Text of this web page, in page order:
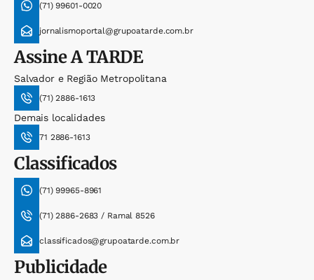
(71) 99601-0020
jornalismoportal@grupoatarde.com.br
AssineA TARDE
Salvador e Região Metropolitana
(71) 2886-1613
Demais localidades
71 2886-1613
Classificados
(71) 99965-8961
(71) 2886-2683 / Ramal 8526
classificados@grupoatarde.com.br
Publicidade